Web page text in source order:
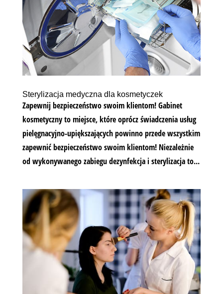
Sterylizacja medyczna dla kosmetyczek
Zapewnij bezpieczeństwo swoim klientom! Gabinet
kosmetyczny to miejsce, które oprócz świadczenia usług
pielęgnacyjno-upiększających powinno przede wszystkim
zapewnić bezpieczeństwo swoim klientom! Niezależnie
od wykonywanego zabiegu dezynfekcja i sterylizacja to...